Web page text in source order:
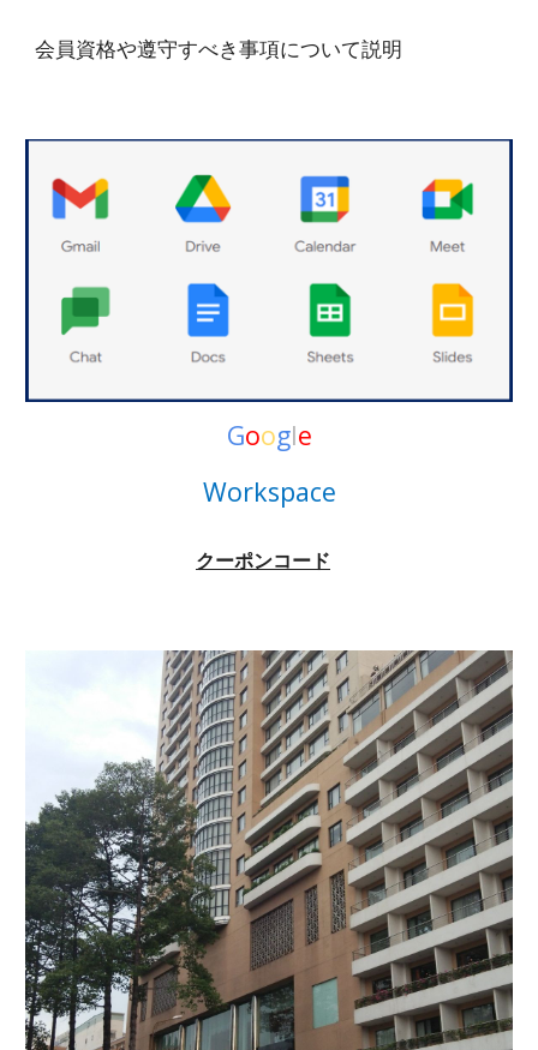
会員資格や遵守すべき事項について説明
Google
Workspace
クーポンコード